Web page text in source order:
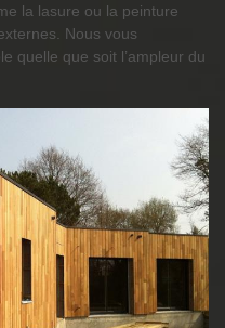
la lasure ou la peinture
Nous vous
quelle que soit l’ampleur du